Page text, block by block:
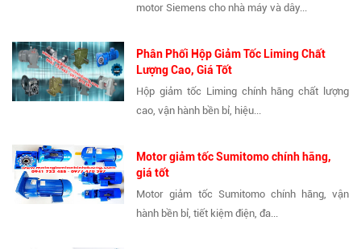
motor Siemens cho nhà máy và dây...
Phân Phối Hộp Giảm Tốc Liming Chất
Lượng Cao, Giá Tốt
Hộp giảm tốc Liming chính hãng chất lượng
cao, vận hành bền bỉ, hiệu...
Motor giảm tốc Sumitomo chính hãng,
giá tốt
Motor giảm tốc Sumitomo chính hãng, vận
hành bền bỉ, tiết kiệm điện, đa...